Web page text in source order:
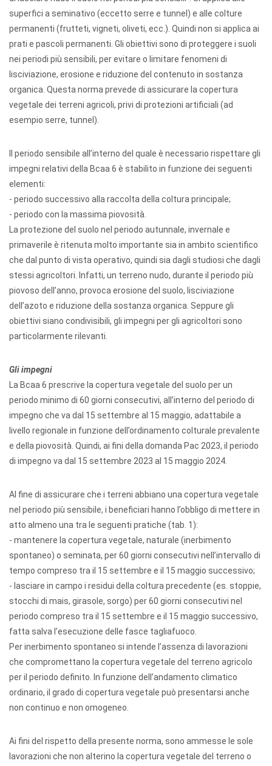
superfici a seminativo (eccetto serre e tunnel) e alle colture
permanenti (frutteti, vigneti, oliveti, ecc.). Quindi non si applica ai
prati e pascoli permanenti. Gli obiettivi sono di proteggere i suoli
nei periodi più sensibili, per evitare o limitare fenomeni di
lisciviazione, erosione e riduzione del contenuto in sostanza
organica. Questa norma prevede di assicurare la copertura
vegetale dei terreni agricoli, privi di protezioni artificiali (ad
esempio serre, tunnel).
Il periodo sensibile all’interno del quale è necessario rispettare gli
impegni relativi della Bcaa 6 è stabilito in funzione dei seguenti
elementi:
- periodo successivo alla raccolta della coltura principale;
- periodo con la massima piovosità.
La protezione del suolo nel periodo autunnale, invernale e
primaverile è ritenuta molto importante sia in ambito scientifico
che dal punto di vista operativo, quindi sia dagli studiosi che dagli
stessi agricoltori. Infatti, un terreno nudo, durante il periodo più
piovoso dell’anno, provoca erosione del suolo, lisciviazione
dell’azoto e riduzione della sostanza organica. Seppure gli
obiettivi siano condivisibili, gli impegni per gli agricoltori sono
particolarmente rilevanti.
Gli impegni
La Bcaa 6 prescrive la copertura vegetale del suolo per un
periodo minimo di 60 giorni consecutivi, all’interno del periodo di
impegno che va dal 15 settembre al 15 maggio, adattabile a
livello regionale in funzione dell’ordinamento colturale prevalente
e della piovosità. Quindi, ai fini della domanda Pac 2023, il periodo
di impegno va dal 15 settembre 2023 al 15 maggio 2024.
Al fine di assicurare che i terreni abbiano una copertura vegetale
nel periodo più sensibile, i beneficiari hanno l’obbligo di mettere in
atto almeno una tra le seguenti pratiche (tab. 1):
- mantenere la copertura vegetale, naturale (inerbimento
spontaneo) o seminata, per 60 giorni consecutivi nell’intervallo di
tempo compreso tra il 15 settembre e il 15 maggio successivo;
- lasciare in campo i residui della coltura precedente (es. stoppie,
stocchi di mais, girasole, sorgo) per 60 giorni consecutivi nel
periodo compreso tra il 15 settembre e il 15 maggio successivo,
fatta salva l’esecuzione delle fasce tagliafuoco.
Per inerbimento spontaneo si intende l’assenza di lavorazioni
che compromettano la copertura vegetale del terreno agricolo
per il periodo definito. In funzione dell’andamento climatico
ordinario, il grado di copertura vegetale può presentarsi anche
non continuo e non omogeneo.
Ai fini del rispetto della presente norma, sono ammesse le sole
lavorazioni che non alterino la copertura vegetale del terreno o